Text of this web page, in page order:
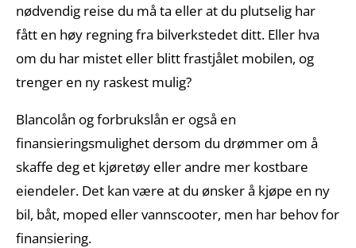
nødvendig reise du må ta eller at du plutselig har
fått en høy regning fra bilverkstedet ditt. Eller hva
om du har mistet eller blitt frastjålet mobilen, og
trenger en ny raskest mulig?
Blancolån og forbrukslån er også en
finansieringsmulighet dersom du drømmer om å
skaffe deg et kjøretøy eller andre mer kostbare
eiendeler. Det kan være at du ønsker å kjøpe en ny
bil, båt, moped eller vannscooter, men har behov for
finansiering.